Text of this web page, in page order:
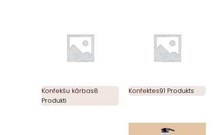
Konfekšu kārbas8
Produkti
Konfektes91 Produkts